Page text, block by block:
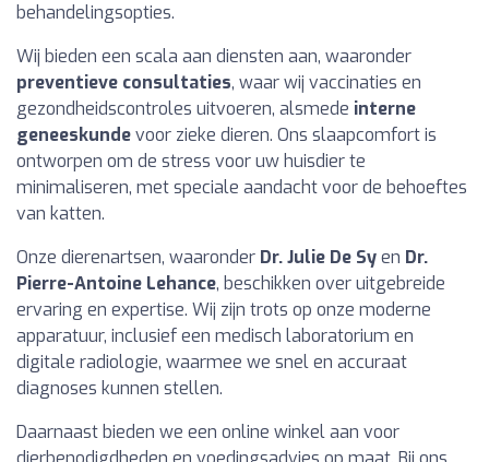
behandelingsopties.
Wij bieden een scala aan diensten aan, waaronder
preventieve consultaties, waar wij vaccinaties en
gezondheidscontroles uitvoeren, alsmede interne
geneeskundevoor zieke dieren. Ons slaapcomfort is
ontworpen om de stress voor uw huisdier te
minimaliseren, met speciale aandacht voor de behoeftes
van katten.
Onze dierenartsen, waaronder Dr. Julie De Syen Dr.
Pierre-Antoine Lehance, beschikken over uitgebreide
ervaring en expertise. Wij zijn trots op onze moderne
apparatuur, inclusief een medisch laboratorium en
digitale radiologie, waarmee we snel en accuraat
diagnoses kunnen stellen.
Daarnaast bieden we een online winkel aan voor